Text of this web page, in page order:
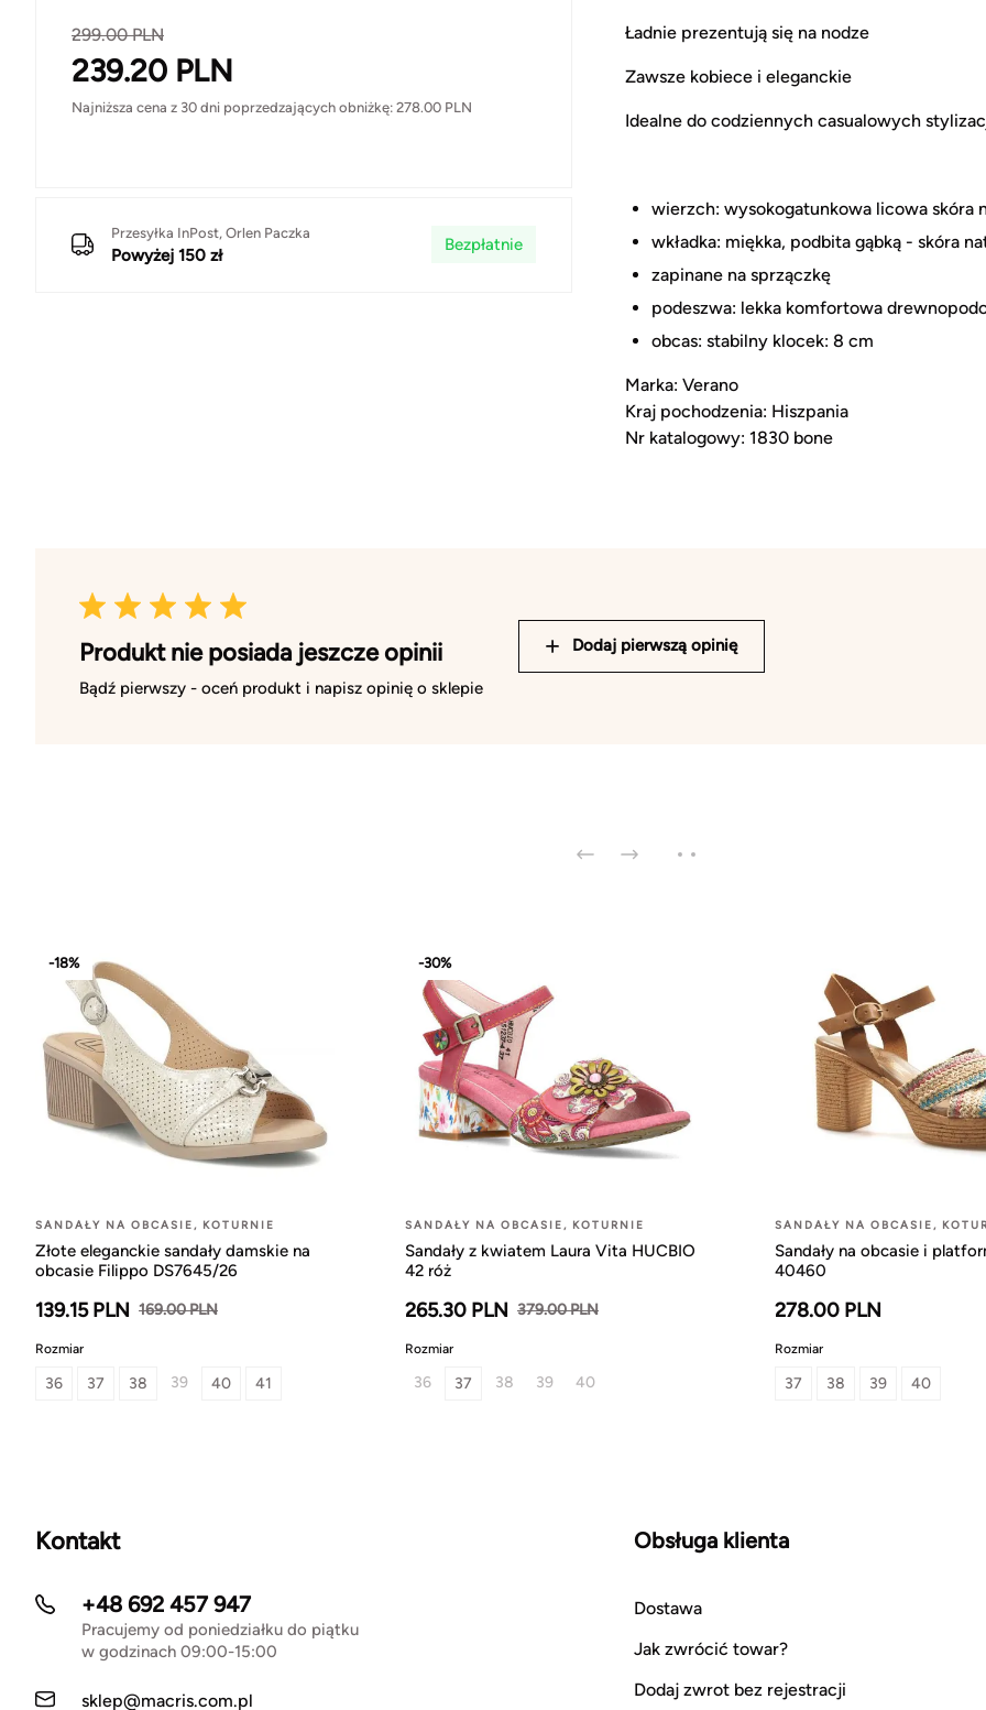
299.00PLN
239.20 PLN
Najniższa cena z 30 dni poprzedzających obniżkę: 278.00 PLN
Przesyłka InPost, Orlen Paczka
Powyżej 150 zł
Bezpłatnie
Ładnie prezentują się na nodze
Zawsze kobiece i eleganckie
Idealne do codziennych casualowych
wierzch: wysokogatunkowa licowa skóra
wkładka: miękka, podbita gąbką - skóra
zapinane na sprzączkę
podeszwa: lekka komfortowa
obcas: stabilny klocek: 8 cm
Marka: Verano
Kraj pochodzenia: Hiszpania
Nr katalogowy: 1830 bone
Produkt nie posiada jeszcze opinii
Bądź pierwszy - oceń produkt i napisz opinię o sklepie
Dodaj pierwszą opinię
-18%
SANDAŁY NA OBCASIE, KOTURNIE
Złote eleganckie sandały damskie na
obcasie Filippo DS7645/26
139.15 PLN 169.00 PLN
Rozmiar
36 37 38 39 40 41
-30%
SANDAŁY NA OBCASIE, KOTURNIE
Sandały z kwiatem Laura Vita HUCBIO
42 róż
265.30 PLN 379.00 PLN
Rozmiar
36 37 38 39 40
SANDAŁY NA OBCASIE,
Sandały na obcasie i
40460
278.00 PLN
Rozmiar
37 38 39 40
Kontakt
+48 692 457 947
Pracujemy od poniedziałku do piątku
w godzinach 09:00-15:00
sklep@macris.com.pl
Obsługa klienta
Dostawa
Jak zwrócić towar?
Dodaj zwrot bez rejestracji